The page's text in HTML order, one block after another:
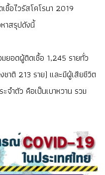
ชื้อไวรัสโคโรนา 2019
าสรุปดังนี้
ยอดผู้ติดเชื้อ 1,245 รายทั่ว
าติ 213 ราย) และมีผู้เสียชีวิต
จำตัว คือเป็นเบาหวาน รวม